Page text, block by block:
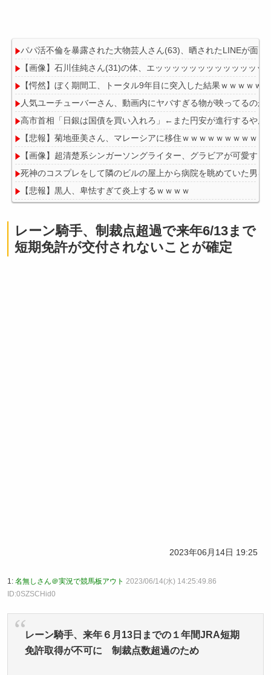
パパ活不倫を暴露された大物芸人さん(63)、晒されたLINEが面
【画像】石川佳純さん(31)の体、エッッッッッッッッッッッッッ
【愕然】ぼく期間工、トータル9年目に突入した結果ｗｗｗｗｗ
人気ユーチューバーさん、動画内にヤバすぎる物が映ってるのが
高市首相「日銀は国債を買い入れろ」←また円安が進行するやん
【悲報】菊地亜美さん、マレーシアに移住ｗｗｗｗｗｗｗｗｗ
【画像】超清楚系シンガーソングライター、グラビアが可愛す
死神のコスプレをして隣のビルの屋上から病院を眺めていた男を
【悲報】黒人、卑怯すぎて炎上するｗｗｗｗ
Powered by livedoor 相互RSS
レーン騎手、制裁点超過で来年6/13まで
短期免許が交付されないことが確定
2023年06月14日 19:25
1: 名無しさん＠実況で競馬板アウト 2023/06/14(水) 14:25:49.86
ID:0SZSCHid0
レーン騎手、来年６月13日までの１年間JRA短期
免許取得が不可に 制裁点数超過のため